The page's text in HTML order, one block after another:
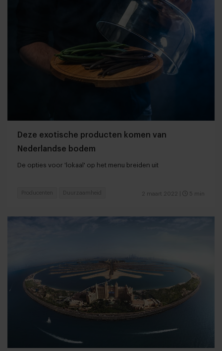
Deze exotische producten komen van
Nederlandse bodem
De opties voor 'lokaal' op het menu breiden uit
2 maart 2022 5 min
Producenten Duurzaamheid